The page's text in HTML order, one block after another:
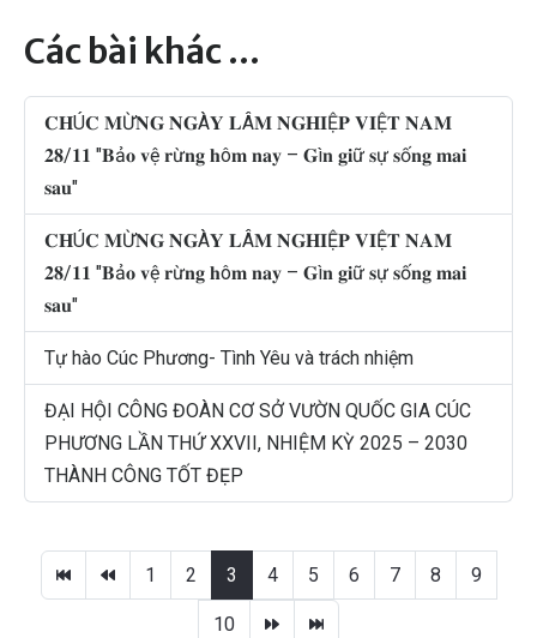
Các bài khác …
𝐂𝐇Ú𝐂 𝐌Ừ𝐍𝐆 𝐍𝐆À𝐘 𝐋Â𝐌 𝐍𝐆𝐇𝐈Ệ𝐏 𝐕𝐈Ệ𝐓 𝐍𝐀𝐌
𝟐𝟖/𝟏𝟏 "𝐁ả𝐨 𝐯ệ 𝐫ừ𝐧𝐠 𝐡ô𝐦 𝐧𝐚𝐲 – 𝐆ì𝐧 𝐠𝐢ữ 𝐬ự 𝐬ố𝐧𝐠 𝐦𝐚𝐢
𝐬𝐚𝐮"
𝐂𝐇Ú𝐂 𝐌Ừ𝐍𝐆 𝐍𝐆À𝐘 𝐋Â𝐌 𝐍𝐆𝐇𝐈Ệ𝐏 𝐕𝐈Ệ𝐓 𝐍𝐀𝐌
𝟐𝟖/𝟏𝟏 "𝐁ả𝐨 𝐯ệ 𝐫ừ𝐧𝐠 𝐡ô𝐦 𝐧𝐚𝐲 – 𝐆ì𝐧 𝐠𝐢ữ 𝐬ự 𝐬ố𝐧𝐠 𝐦𝐚𝐢
𝐬𝐚𝐮"
Tự hào Cúc Phương- Tình Yêu và trách nhiệm
ĐẠI HỘI CÔNG ĐOÀN CƠ SỞ VƯỜN QUỐC GIA CÚC
PHƯƠNG LẦN THỨ XXVII, NHIỆM KỲ 2025 – 2030
THÀNH CÔNG TỐT ĐẸP
1 2 3 4 5 6 7 8 9
10